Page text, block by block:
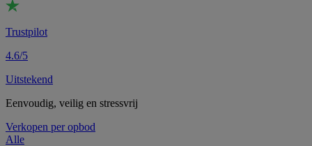
Trustpilot
4.6/5
Uitstekend
Eenvoudig, veilig en stressvrij
Verkopen per opbod
Alle